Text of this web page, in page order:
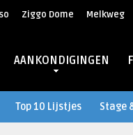
Ziggo Dome Melkweg
AANKONDIGINGEN
Top 10 Lijstjes Stage